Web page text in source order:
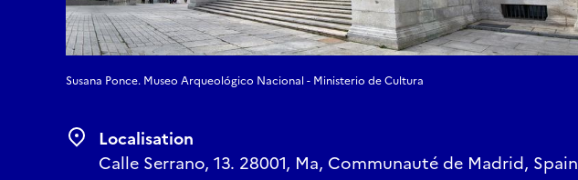
Susana Ponce. Museo Arqueológico Nacional - Ministerio de Cultura
Localisation
Calle Serrano, 13. 28001, Ma, Communauté de Madrid, Spain